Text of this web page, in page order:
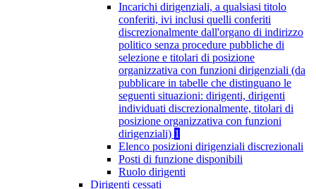
Incarichi dirigenziali, a qualsiasi titolo
conferiti, ivi inclusi quelli conferiti
discrezionalmente dall'organo di indirizzo
politico senza procedure pubbliche di
selezione e titolari di posizione
organizzativa con funzioni dirigenziali (da
pubblicare in tabelle che distinguano le
seguenti situazioni: dirigenti, dirigenti
individuati discrezionalmente, titolari di
posizione organizzativa con funzioni
dirigenziali) 1
Elenco posizioni dirigenziali discrezionali
Posti di funzione disponibili
Ruolo dirigenti
Dirigenti cessati